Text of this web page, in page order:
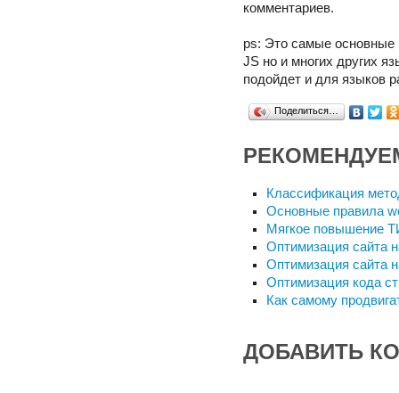
комментариев.
ps: Это самые основные
JS но и многих других
подойдет и для языков
Поделиться…
Классификация
Основные правила
Мягкое повышение
Оптимизация сайта
Оптимизация сайта
Оптимизация кода
Как самому
ДОБАВИТЬ